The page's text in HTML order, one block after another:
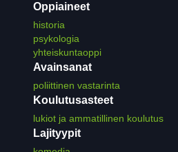
Oppiaineet
historia
psykologia
yhteiskuntaoppi
Avainsanat
poliittinen vastarinta
Koulutusasteet
lukiot ja ammatillinen koulutus
Lajityypit